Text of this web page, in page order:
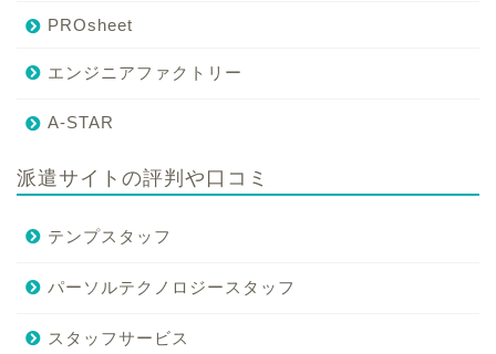
PROsheet
エンジニアファクトリー
A-STAR
派遣サイトの評判や口コミ
テンプスタッフ
パーソルテクノロジースタッフ
スタッフサービス